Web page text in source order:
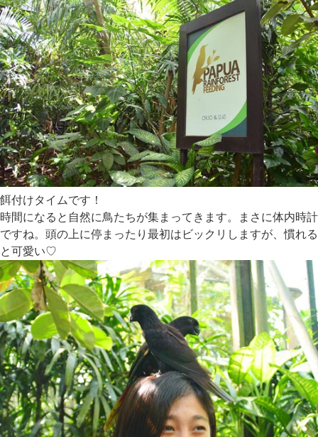
餌付けタイムです！
時間になると自然に鳥たちが集まってきます。まさに体内時計
ですね。頭の上に停まったり最初はビックリしますが、慣れる
と可愛い♡